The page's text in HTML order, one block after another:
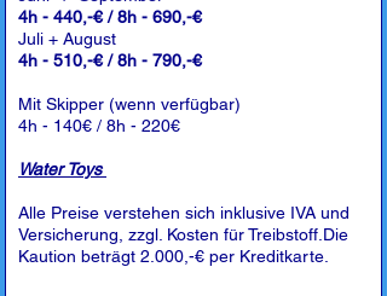
4h - 440,-€ / 8h - 690,-€
Juli + August
4h - 510,-€ / 8h - 790,-€
Mit Skipper (wenn verfügbar)
4h - 140€ / 8h - 220€
Water Toys
Alle Preise verstehen sich inklusive IVA und
Versicherung, zzgl. Kosten für Treibstoff.Die
Kaution beträgt 2.000,-€ per Kreditkarte.